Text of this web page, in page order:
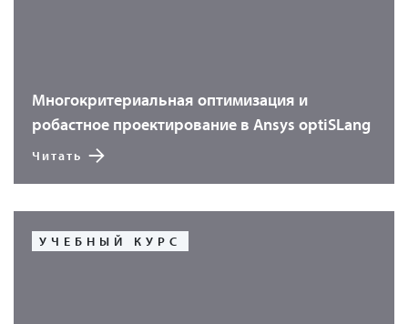
Многокритериальная оптимизация и
робастное проектирование в Ansys optiSLang
Читать
УЧЕБНЫЙ КУРС